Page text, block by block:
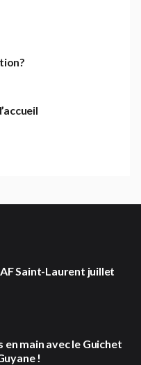
Saint-Laurent juillet
main avec le Guichet
!